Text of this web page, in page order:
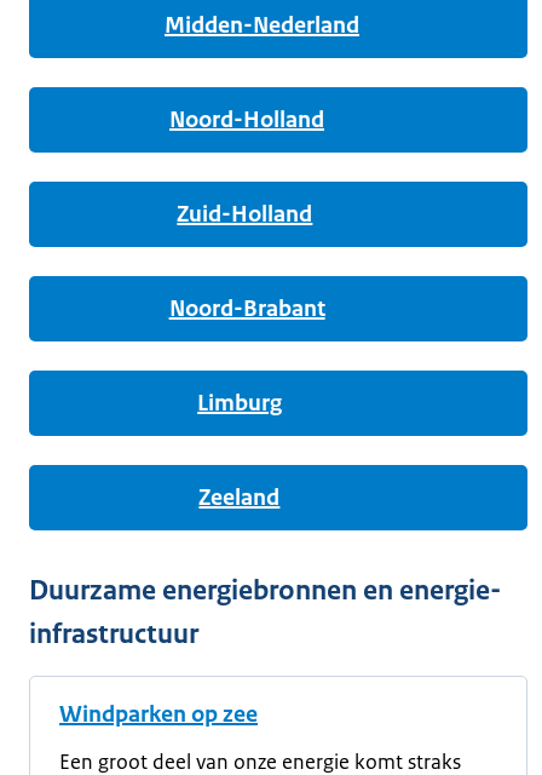
Midden-Nederland
Noord-Holland
Zuid-Holland
Noord-Brabant
Limburg
Zeeland
Duurzame energiebronnen en energie-
infrastructuur
Windparken op zee
Een groot deel van onze energie komt straks